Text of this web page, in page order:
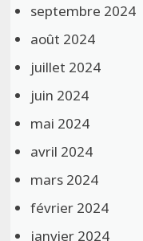
septembre 2024
août 2024
juillet 2024
juin 2024
mai 2024
avril 2024
mars 2024
février 2024
janvier 2024